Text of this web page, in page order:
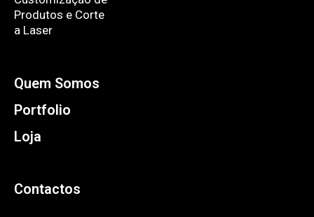
Produtos e Corte
a Laser
Quem Somos
Portfolio
Loja
Contactos